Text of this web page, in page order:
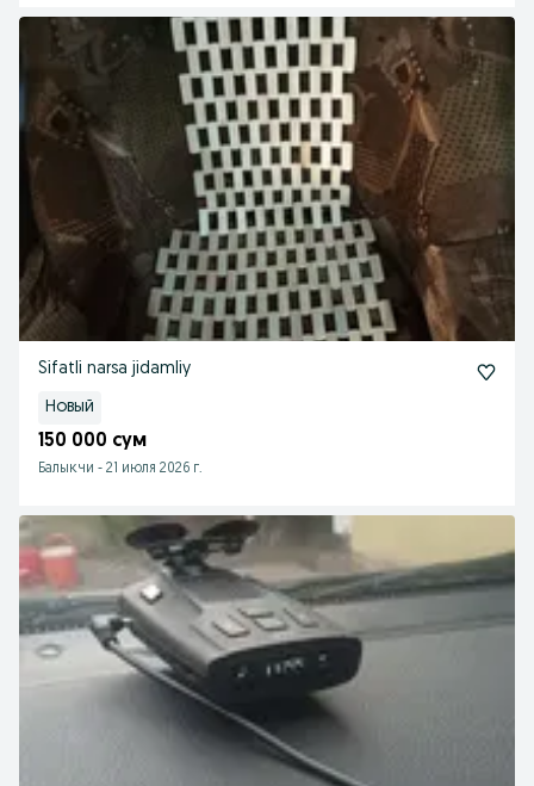
Sifatli narsa jidamliy
Новый
150 000 сум
Балыкчи - 21 июля 2026 г.